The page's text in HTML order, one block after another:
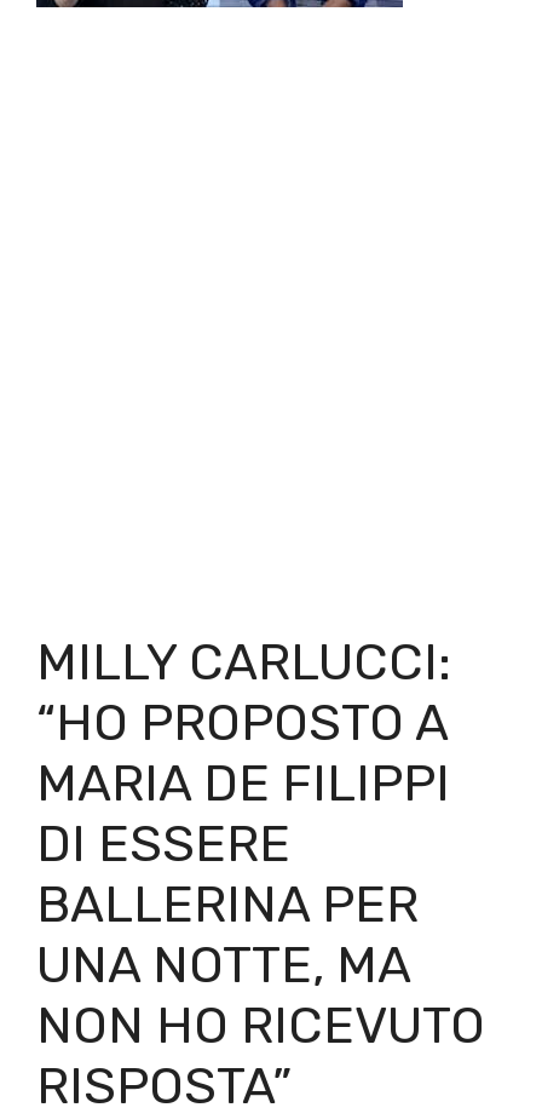
MILLY CARLUCCI:
“HO PROPOSTO A
MARIA DE FILIPPI
DI ESSERE
BALLERINA PER
UNA NOTTE, MA
NON HO RICEVUTO
RISPOSTA”